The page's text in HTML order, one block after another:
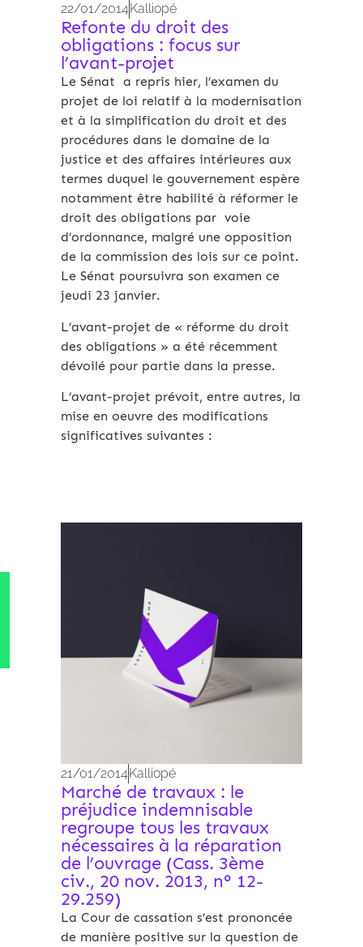
22/01/2014 Kalliopé
Refonte du droit des
obligations : focus sur
l’avant-projet
Le Sénat a repris hier, l’examen du
projet de loi relatif à la modernisation
et à la simplification du droit et des
procédures dans le domaine de la
justice et des affaires intérieures aux
termes duquel le gouvernement espère
notamment être habilité à réformer le
droit des obligations par voie
d’ordonnance, malgré une opposition
de la commission des lois sur ce point.
Le Sénat poursuivra son examen ce
jeudi 23 janvier.
L’avant-projet de « réforme du droit
des obligations » a été récemment
dévoilé pour partie dans la presse.
L’avant-projet prévoit, entre autres, la
mise en oeuvre des modifications
significatives suivantes :
21/01/2014 Kalliopé
Marché de travaux : le
préjudice indemnisable
regroupe tous les travaux
nécessaires à la réparation
de l’ouvrage (Cass. 3ème
civ., 20 nov. 2013, n° 12-
29.259)
La Cour de cassation s’est prononcée
de manière positive sur la question de